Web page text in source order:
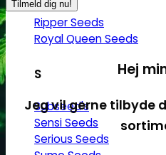
Ripper Seeds
Royal Queen Seeds
S
Subseed's
Sensi Seeds
Serious Seeds
Hej
Jeg vil gerne tilbyde